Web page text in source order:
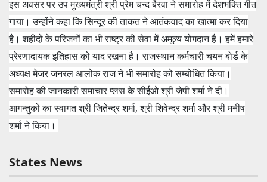
इस अवसर पर उप मुख्‍यमंत्री श्री प्रेम चन्‍द बैरवा ने समारोह में देशभक्ति गीत
गाया। उन्‍होंने कहा कि सिन्‍दूर की ताकत ने आतंकवाद का खात्‍मा कर दिया
है। शहीदों के परिजनों का भी राष्‍ट्र की सेवा में अमूल्‍य योगदान है। हमें हमारे
प्रेरणादायक इतिहास को याद रखना है। राजस्‍थान कर्मचारी चयन बोर्ड के
अध्‍यक्ष मेजर जनरल आलोक राज ने भी समारोह को सम्‍बोधित किया।
समारोह की जानकारी समाचार प्‍लस के सीईओ श्री जेपी शर्मा ने दी।
आगन्‍तुकों का स्‍वागत श्री जितेन्‍द्र शर्मा, श्री शिवेन्‍द्र शर्मा और श्री मनीष
शर्मा ने किया।
States News